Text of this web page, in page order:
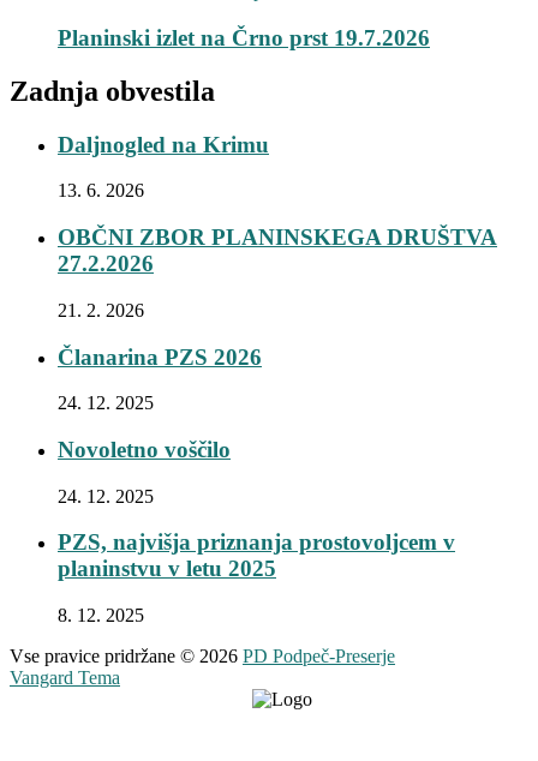
Planinski izlet na Črno prst 19.7.2026
Zadnja obvestila
Daljnogled na Krimu
13. 6. 2026
OBČNI ZBOR PLANINSKEGA DRUŠTVA
27.2.2026
21. 2. 2026
Članarina PZS 2026
24. 12. 2025
Novoletno voščilo
24. 12. 2025
PZS, najvišja priznanja prostovoljcem v
planinstvu v letu 2025
8. 12. 2025
Vse pravice pridržane © 2026 PD Podpeč-Preserje
Vangard Tema